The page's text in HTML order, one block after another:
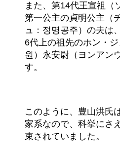
また、第14代王宣祖（
第一公主の貞明公主（
ュ：정명공주）の夫は、
6代上の祖先のホン・
원）永安尉（ヨンアン
す。
このように、豊山洪氏
家系なので、科挙にさ
束されていました。